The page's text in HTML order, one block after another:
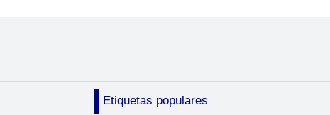
Etiquetas populares